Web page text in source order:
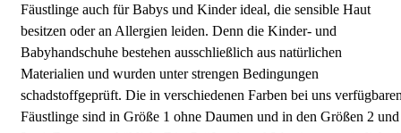
Fäustlinge auch für Babys und Kinder ideal, die sensible Haut
besitzen oder an Allergien leiden. Denn die Kinder- und
Babyhandschuhe bestehen ausschließlich aus natürlichen
Materialien und wurden unter strengen Bedingungen
schadstoffgeprüft. Die in verschiedenen Farben bei uns
Fäustlinge sind in Größe 1 ohne Daumen und in den Größen 2 und